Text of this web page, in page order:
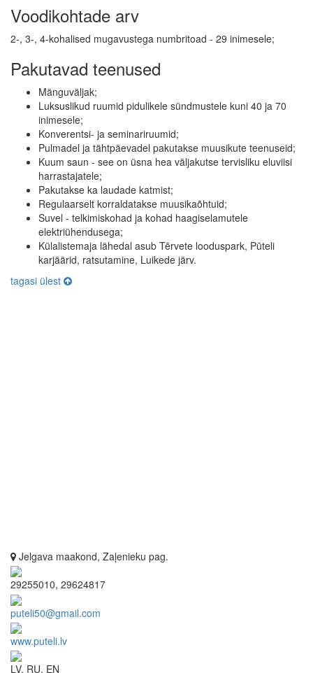
Voodikohtade arv
2-, 3-, 4-kohalised mugavustega numbritoad - 29 inimesele;
Pakutavad teenused
Mänguväljak;
Luksuslikud ruumid pidulikele sündmustele kuni 40 ja 70
inimesele;
Konverentsi- ja seminariruumid;
Pulmadel ja tähtpäevadel pakutakse muusikute teenuseid;
Kuum saun - see on üsna hea väljakutse tervisliku eluviisi
harrastajatele;
Pakutakse ka laudade katmist;
Regulaarselt korraldatakse muusikaõhtuid;
Suvel - telkimiskohad ja kohad haagiselamutele
elektriühendusega;
Külalistemaja lähedal asub Tērvete looduspark, Pūteli
karjäärid, ratsutamine, Luikede järv.
tagasi ülest
Jelgava maakond, Zaļenieku pag.
29255010, 29624817
puteli50@gmail.com
www.puteli.lv
LV, RU, EN